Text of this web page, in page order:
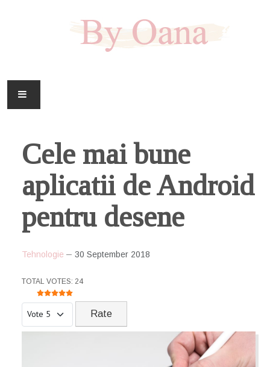
CASA
HOBBY
DOWNLOAD
Cele mai bune
aplicatii de Android
pentru desene
Tehnologie 30 September 2018
USER RATING: 5/
TOTAL VOTES: 24